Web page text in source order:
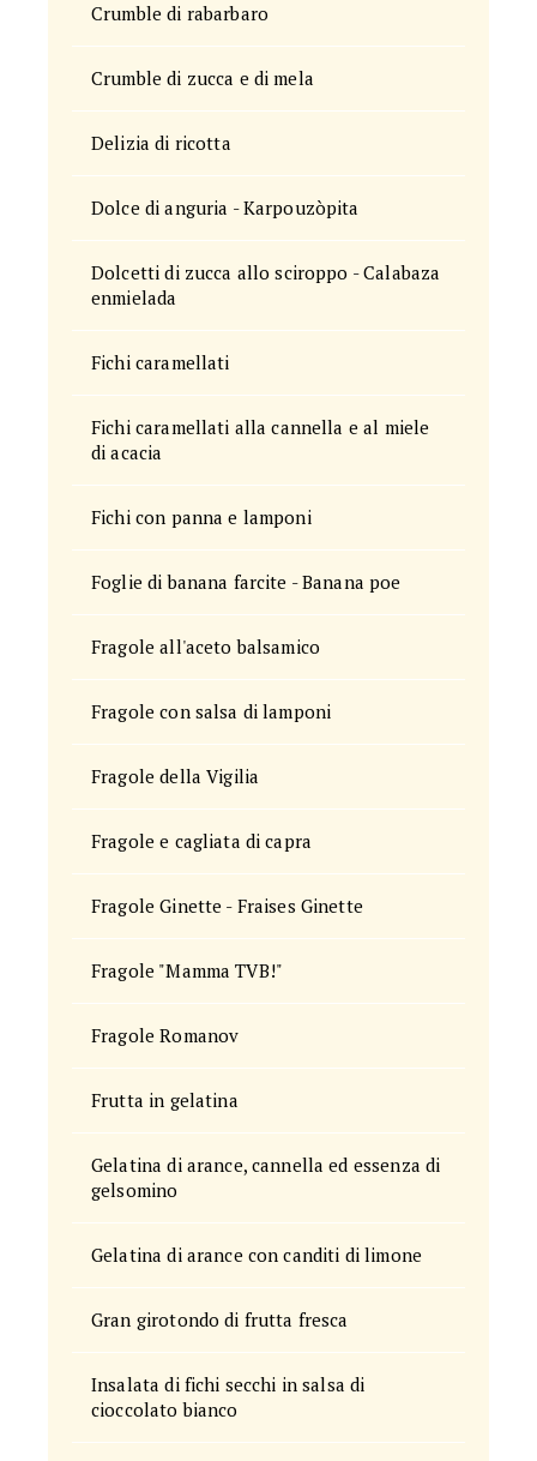
Crumble di rabarbaro
Crumble di zucca e di mela
Delizia di ricotta
Dolce di anguria - Karpouzòpita
Dolcetti di zucca allo sciroppo - Calabaza
enmielada
Fichi caramellati
Fichi caramellati alla cannella e al miele
di acacia
Fichi con panna e lamponi
Foglie di banana farcite - Banana poe
Fragole all'aceto balsamico
Fragole con salsa di lamponi
Fragole della Vigilia
Fragole e cagliata di capra
Fragole Ginette - Fraises Ginette
Fragole "Mamma TVB!"
Fragole Romanov
Frutta in gelatina
Gelatina di arance, cannella ed essenza di
gelsomino
Gelatina di arance con canditi di limone
Gran girotondo di frutta fresca
Insalata di fichi secchi in salsa di
cioccolato bianco